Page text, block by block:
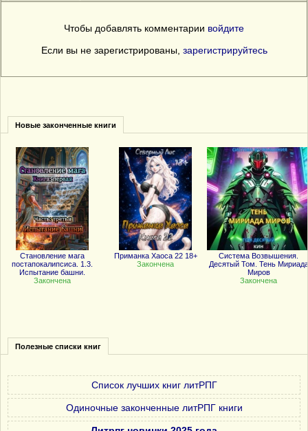
Чтобы добавлять комментарии войдите
Если вы не зарегистрированы, зарегистрируйтесь
Новые законченные книги
Становление мага
постапокалипсиса. 1.3.
Испытание башни.
Закончена
Приманка Хаоса 22 18+
Закончена
Система Возвышения.
Десятый Том. Тень Мириада
Миров
Закончена
Полезные списки книг
Список лучших книг литРПГ
Одиночные законченные литРПГ книги